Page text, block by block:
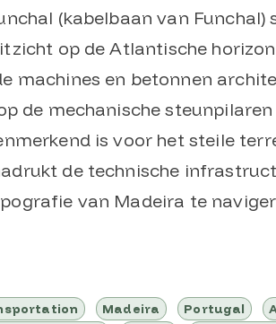
(kabelbaan van
op de Atlantische
machines en betonnen
de mechanische
is voor het steile
de technische
van Madeira te
Madeira Portugal